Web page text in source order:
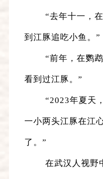
“去年十一，
到江豚追吃小鱼。”
“前年，在鹦
看到过江豚。”
“2023年夏天
一小两头江豚在江
了。”
在武汉人视野